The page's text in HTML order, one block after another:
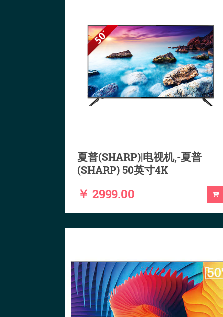
夏普(SHARP)|电视机,-夏普
(SHARP) 50英寸4K
￥ 2999.00